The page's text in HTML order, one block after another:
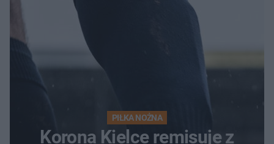
PIŁKA NOŻNA
Korona Kielce remisuje z